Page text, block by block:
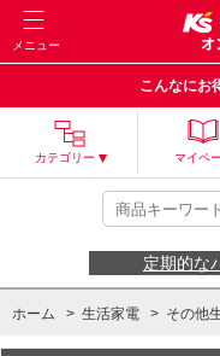
メニュー
こんなにお
カテゴリー マイペ
定期的な
ホーム > 生活家電 > その他